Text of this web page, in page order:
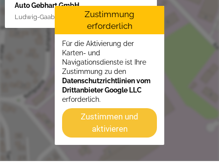
Auto Gebhart GmbH
Ludwig-Gaab-Str. 4, 88427 Bad Schussenried
Zustimmung
erforderlich
Für die Aktivierung der
Karten- und
Navigationsdienste ist Ihre
Zustimmung zu den
Datenschutzrichtlinien vom
Drittanbieter Google LLC
erforderlich.
Zustimmen und
aktivieren